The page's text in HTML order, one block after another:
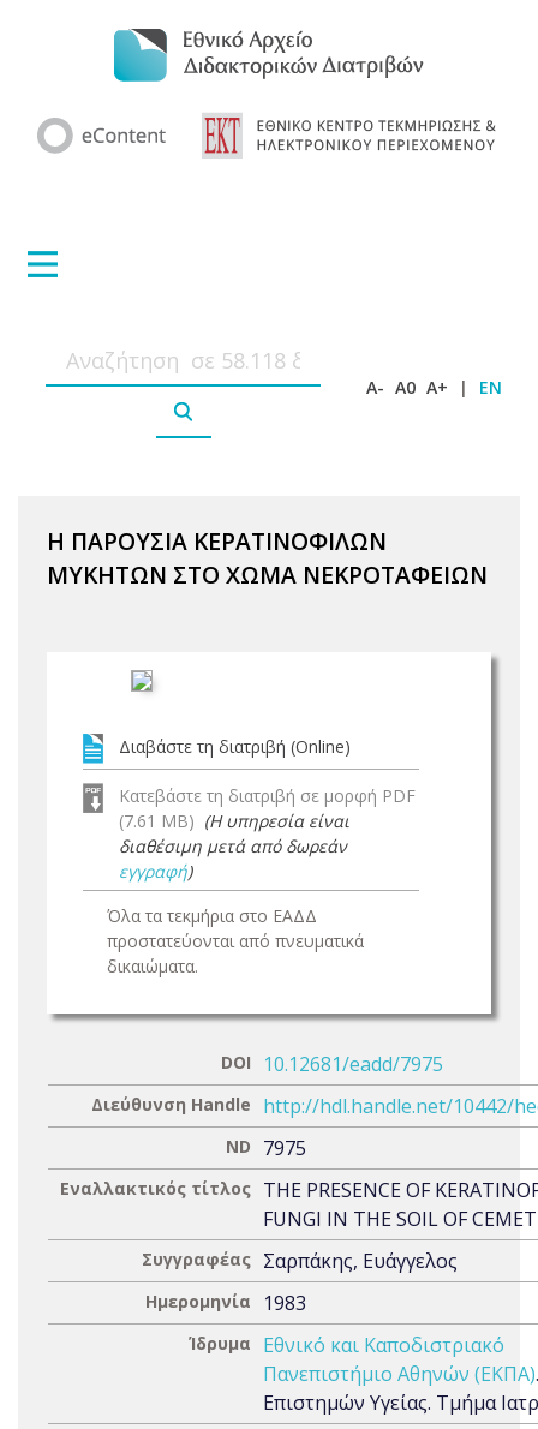
A- A0 A+ | EN
Η ΠΑΡΟΥΣΙΑ ΚΕΡΑΤΙΝΟΦΙΛΩΝ
ΜΥΚΗΤΩΝ ΣΤΟ ΧΩΜΑ ΝΕΚΡΟΤΑΦΕΙΩΝ
Διαβάστε τη διατριβή (Online)
Κατεβάστε τη διατριβή σε μορφή PDF
(7.61 MB) (Η υπηρεσία είναι
διαθέσιμη μετά από δωρεάν
εγγραφή)
Όλα τα τεκμήρια στο ΕΑΔΔ
προστατεύονται από πνευματικά
δικαιώματα.
DOI 10.12681/eadd/7975
Διεύθυνση Handle http://hdl.handle.net/10442/
ND 7975
Εναλλακτικός τίτλος THE PRESENCE OF
FUNGI IN THE SOIL OF
Συγγραφέας Σαρπάκης, Ευάγγελος
Ημερομηνία 1983
Ίδρυμα
Εθνικό και Καποδιστριακό
Πανεπιστήμιο Αθηνών (ΕΚΠΑ)
Επιστημών Υγείας. Τμήμα